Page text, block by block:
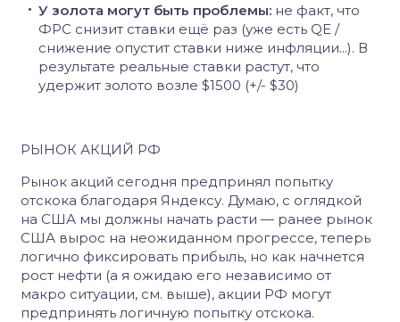
У золота могут быть проблемы: не факт, что
ФРС снизит ставки ещё раз (уже есть QE /
снижение опустит ставки ниже инфляции...). В
результате реальные ставки растут, что
удержит золото возле $1500 (+/- $30)
РЫНОК АКЦИЙ РФ
Рынок акций сегодня предпринял попытку
отскока благодаря Яндексу. Думаю, с оглядкой
на США мы должны начать расти — ранее рынок
США вырос на неожиданном прогрессе, теперь
логично фиксировать прибыль, но как начнется
рост нефти (а я ожидаю его независимо от
макро ситуации, см. выше), акции РФ могут
предпринять логичную попытку отскока.